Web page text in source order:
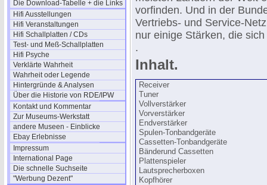
Die Download-Tabelle + die Links
Hifi Ausstellungen
Hifi Veranstaltungen
Hifi Schallplatten / CDs
Test- und Meß-Schallplatten
Hifi Psyche
Verklärte Wahrheit
Wahrheit oder Legende
Hintergründe & Analysen
Über die Historie von RDE/IPW
Kontakt und Kommentar
Zur Museums-Werkstatt
andere Museen - Einblicke
Ebay Erlebnisse
Impressum
International Page
Die schnelle Suchseite
"Werbung Dezent"
vorfinden. Und in der
Vertriebs- und Service-
nur einige Stärken, die
.
Inhalt.
Receiver
Tuner
Vollverstärker
Vorverstärker
Endverstärker
Spulen-Tonbandgeräte
Cassetten-Tonbandgeräte
Bänderund Cassetten
Plattenspieler
Lautsprecherboxen
Kopfhörer